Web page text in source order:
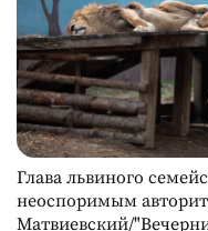
Глава львиного
неоспоримым
Матвиевский/